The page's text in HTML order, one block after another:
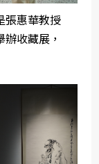
張惠華教授
收藏展，